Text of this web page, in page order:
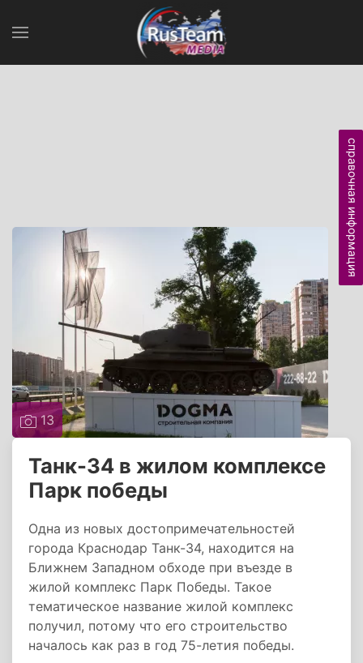
13
Танк-34 в жилом комплексе
Парк победы
Одна из новых достопримечательностей
города Краснодар Танк-34, находится на
Ближнем Западном обходе при въезде в
жилой комплекс Парк Победы. Такое
тематическое название жилой комплекс
получил, потому что его строительство
началось как раз в год 75-летия победы.
справочная информация